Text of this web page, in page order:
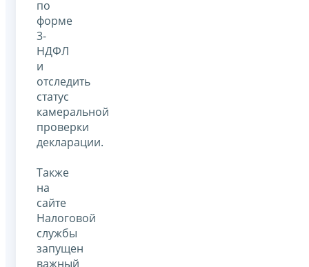
по
форме
3-
НДФЛ
и
отследить
статус
камеральной
проверки
декларации.
Также
на
сайте
Налоговой
службы
запущен
важный